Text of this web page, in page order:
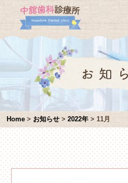
Home > お知らせ >2022年 >11月